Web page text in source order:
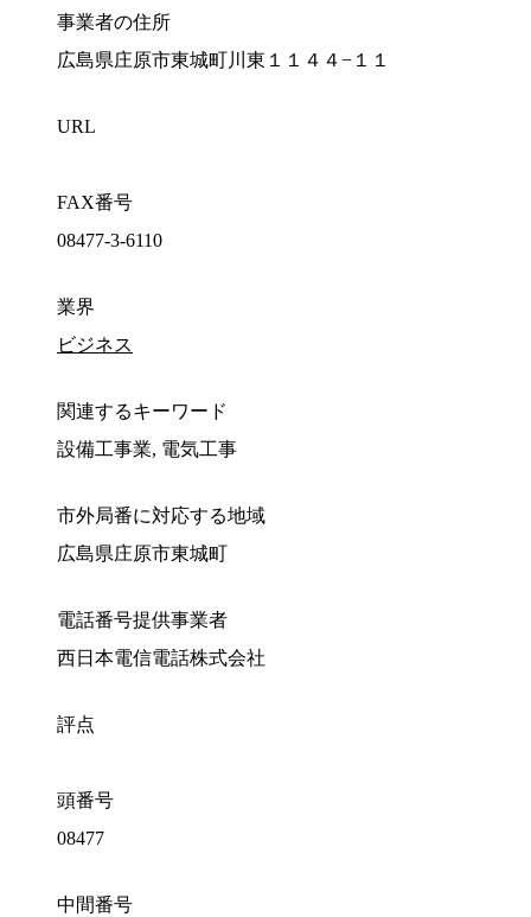
事業者の住所
広島県庄原市東城町川東１１４４−１１
URL
FAX番号
08477-3-6110
業界
ビジネス
関連するキーワード
設備工事業, 電気工事
市外局番に対応する地域
広島県庄原市東城町
電話番号提供事業者
西日本電信電話株式会社
評点
頭番号
08477
中間番号